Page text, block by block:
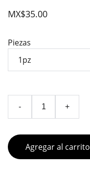
MX$35.00
Piezas
- +
Agregar al carrito